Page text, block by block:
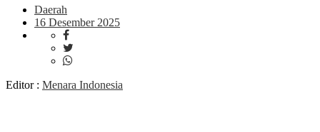
Daerah
16 Desember 2025
Editor : Menara Indonesia